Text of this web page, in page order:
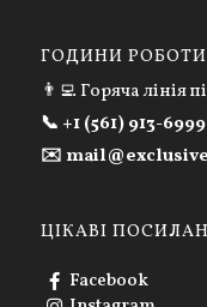
ГОДИНИ РОБОТИ
👨‍💻 Горяча лінія
📞 +1 (561) 913-6999
✉️
ЦІКАВІ
Facebook